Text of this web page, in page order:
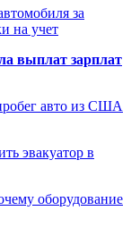
за
на учет
выплат зарплат
авто из США
эвакуатор в
оборудование